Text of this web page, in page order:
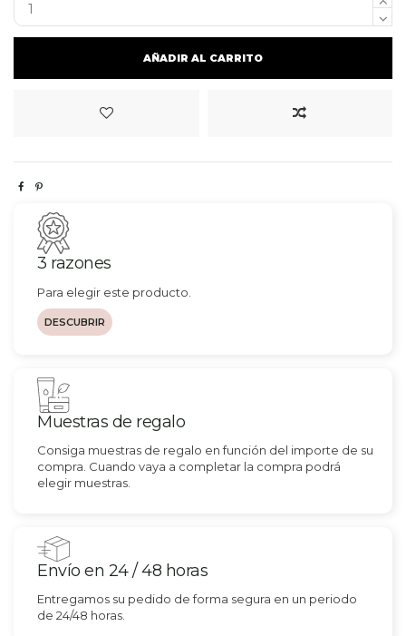
AÑADIR AL CARRITO
3 razones
Para elegir este producto.
DESCUBRIR
Muestras de regalo
Consiga muestras de regalo en función del importe de su
compra. Cuando vaya a completar la compra podrá
elegir muestras.
Envío en 24 / 48 horas
Entregamos su pedido de forma segura en un periodo
de 24/48 horas.